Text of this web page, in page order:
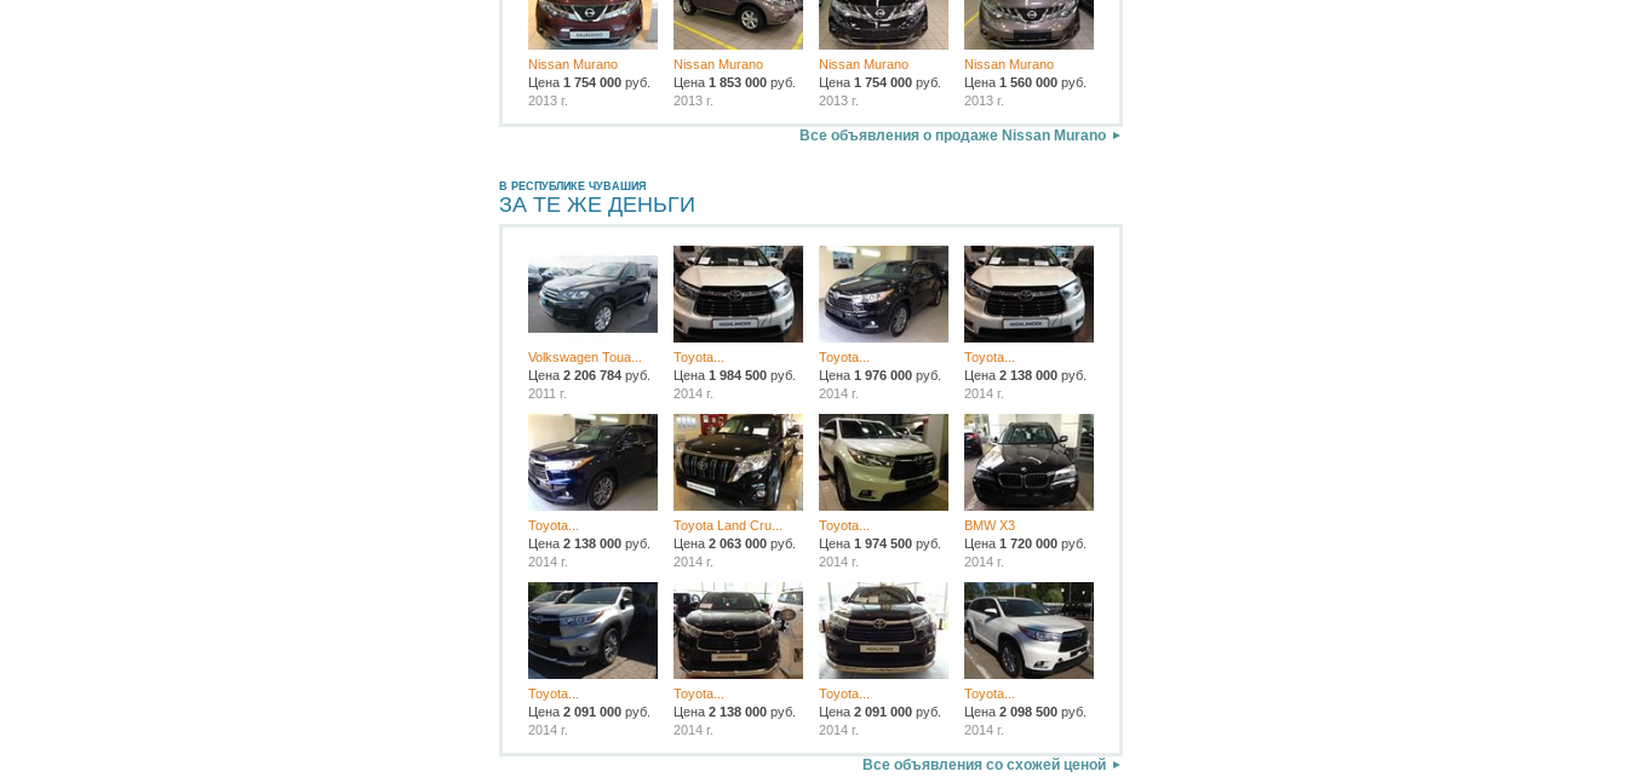
Nissan Murano
Цена1 754 000 руб.
2013 г.
Nissan Murano
Цена1 853 000 руб.
2013 г.
Nissan Murano
Цена 1 754 000руб.
2013 г.
Nissan Murano
Цена 1 560 000руб.
2013 г.
Все объявления о продаже Nissan Murano
В РЕСПУБЛИКЕ ЧУВАШИЯ
ЗА ТЕ ЖЕ ДЕНЬГИ
Volkswagen Toua...
Цена2 206 784 руб.
2011 г.
Toyota...
Цена1 984 500 руб.
2014 г.
Toyota...
Цена 1 976 000руб.
2014 г.
Toyota...
Цена 2 138 000руб.
2014 г.
Toyota...
Цена2 138 000 руб.
2014 г.
Toyota Land Cru...
Цена2 063 000 руб.
2014 г.
Toyota...
Цена 1 974 500руб.
2014 г.
BMW X3
Цена 1 720 000руб.
2014 г.
Toyota...
Цена2 091 000 руб.
2014 г.
Toyota...
Цена2 138 000 руб.
2014 г.
Toyota...
Цена 2 091 000руб.
2014 г.
Toyota...
Цена 2 098 500руб.
2014 г.
Все объявления со схожей ценой